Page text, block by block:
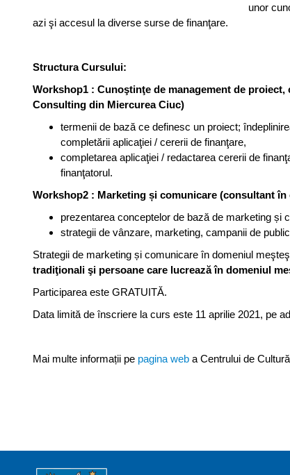
unor
azi şi accesul la diverse surse de finanţare.
Structura Cursului:
Workshop1 : Cunoştinţe de management de
Consulting din Miercurea Ciuc)
termenii de bază ce definesc un proiect;
completării aplicaţiei / cererii de finanţare,
completarea aplicaţiei / redactarea cererii de
finanţatorul.
Workshop2 : Marketing și comunicare (consultant
prezentarea conceptelor de bază de marketing și
strategii de vânzare, marketing, campanii de
Strategii de marketing și comunicare în domeniul
tradiţionali şi persoane care lucrează în domeniul
Participarea este GRATUITĂ.
Data limită de înscriere la curs este 11 aprilie 2021, pe
Mai multe informații pe pagina web a Centrului de